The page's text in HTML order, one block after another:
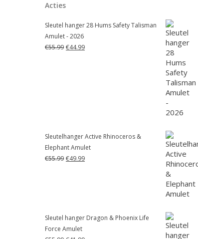
Acties
Sleutel hanger 28 Hums Safety Talisman
Amulet - 2026
€55.99 Oorspronkelijke
€44.99Huidige
Sleutelhanger Active Rhinoceros &
Elephant Amulet
€55.99 Oorspronkelijke
€49.99Huidige
Sleutel hanger Dragon & Phoenix Life
Force Amulet